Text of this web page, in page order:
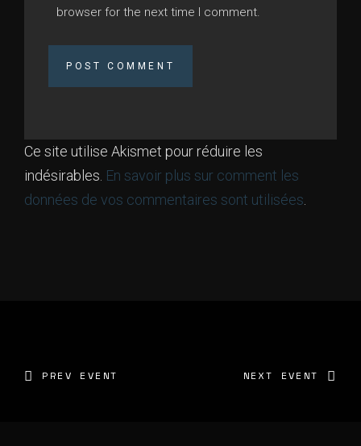
browser for the next time I comment.
Ce site utilise Akismet pour réduire les
indésirables. En savoir plus sur comment les
données de vos commentaires sont utilisées
PREV EVENT NEXT EVENT